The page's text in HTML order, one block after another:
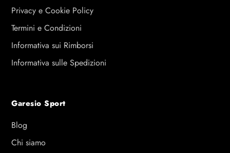
Privacy e Cookie Policy
Termini e Condizioni
Informativa sui Rimborsi
Informativa sulle Spedizioni
Garesio Sport
Blog
Chi siamo